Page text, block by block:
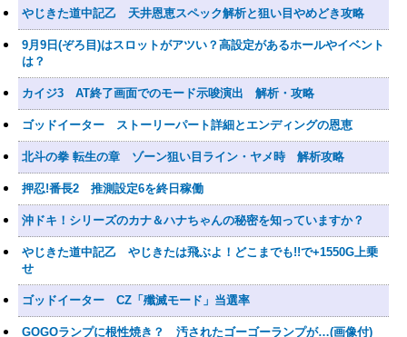
やじきた道中記乙 天井恩恵スペック解析と狙い目やめどき攻略
9月9日(ぞろ目)はスロットがアツい？高設定があるホールやイベント
は？
カイジ3 AT終了画面でのモード示唆演出 解析・攻略
ゴッドイーター ストーリーパート詳細とエンディングの恩恵
北斗の拳 転生の章 ゾーン狙い目ライン・ヤメ時 解析攻略
押忍!番長2 推測設定6を終日稼働
沖ドキ！シリーズのカナ＆ハナちゃんの秘密を知っていますか？
やじきた道中記乙 やじきたは飛ぶよ！どこまでも!!で+1550G上乗
せ
ゴッドイーター CZ「殲滅モード」当選率
GOGOランプに根性焼き？ 汚されたゴーゴーランプが…(画像付)